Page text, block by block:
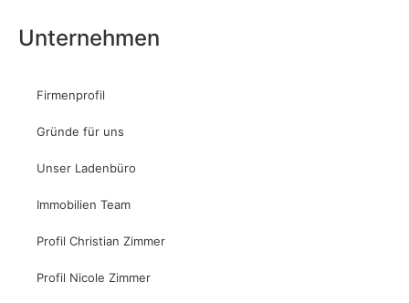
Unternehmen
Firmenprofil
Gründe für uns
Unser Ladenbüro
Immobilien Team
Profil Christian Zimmer
Profil Nicole Zimmer